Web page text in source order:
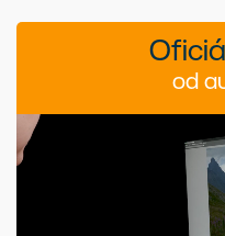
od